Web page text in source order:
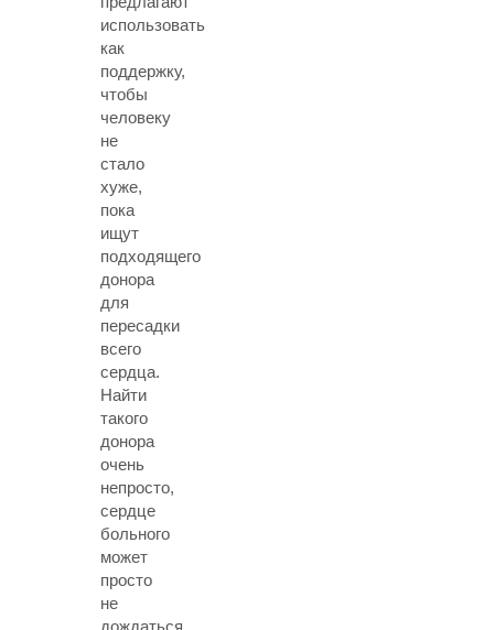
использовать
как
поддержку,
чтобы
человеку
не
стало
хуже,
пока
ищут
подходящего
донора
для
пересадки
всего
сердца.
Найти
такого
донора
очень
непросто,
сердце
больного
может
просто
не